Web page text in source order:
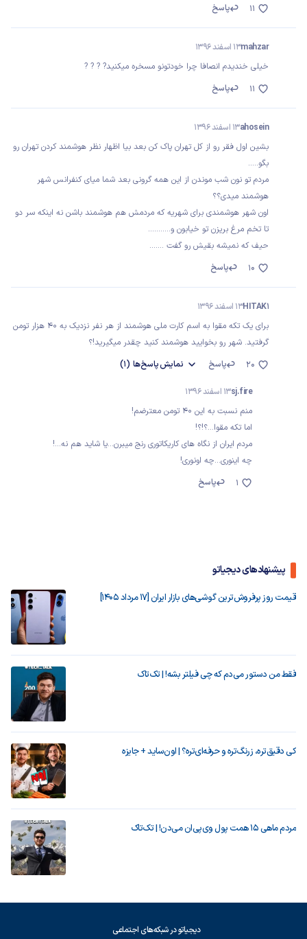
پاسخ
11
mahzar13 اسفند 1396
خیلی خندیدم انصافا چرا خودتونو مسخره میکنید? ? ? ?
پاسخ
11
ahosein13 اسفند 1396
بشین اول فقر رو از کل تهران پاک کن بعد بیا اظهار نظر هوشمند کردن تهران رو
بگو.....
مردم تو نون شب موندن از این همه گرونی بعد شما میای کنفرانس شهر
هوشمند میدی؟؟
اون شهر هوشمندی برای شهریه که مردمش هم هوشمند باشن نه اینکه سر دو
تا تخم مرغ بریزن تو خیابون و...........
حیف که نمیشه بقیش رو گفت .......
پاسخ
10
HITAK113 اسفند 1396
برای یک تکه مقوا به اسم کارت ملی هوشمند از هر نفر نزدیک به ۴۰ هزار تومن
گرفتید. شهر رو بخوایید هوشمند کنید چقدر میگیرید!؟
پاسخ
نمایشپاسخ‌ها (1) 20
sj.fire13 اسفند 1396
منم نسبت به این ۴۰ تومن معترضم!
اما تکه مقوا...؟!؟!
مردم ایران از نگاه های کاریکاتوری رنج میبرن...یا شاید هم نه...!
چه اینوری...چه اونوری!
پاسخ
1
پیشنهادهای دیجیاتو
قیمت روز پرفروش‌ترین گوشی‌های بازار ایران [17 مرداد 1405]
فقط من دستور می‌دم که چی فیلتر بشه! | تک‌تاک
کی دقیق‌تره، زرنگ‌تره و حرفه‌ای‌تره؟ | اون‌ساید + جایزه
مردم ماهی ۱۵ همت پول وی‌پی‌ان می‌دن! | تک‌تاک
دیجیاتو در شبکه‌های اجتماعی